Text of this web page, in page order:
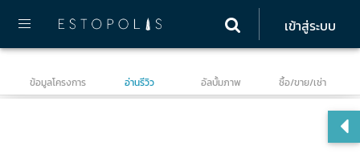
เข้าสู่ระบบ
ข้อมูลโครงการ อ่านรีวิว อัลบั้มภาพ ซื้อ/ขาย/เช่า
ดิ